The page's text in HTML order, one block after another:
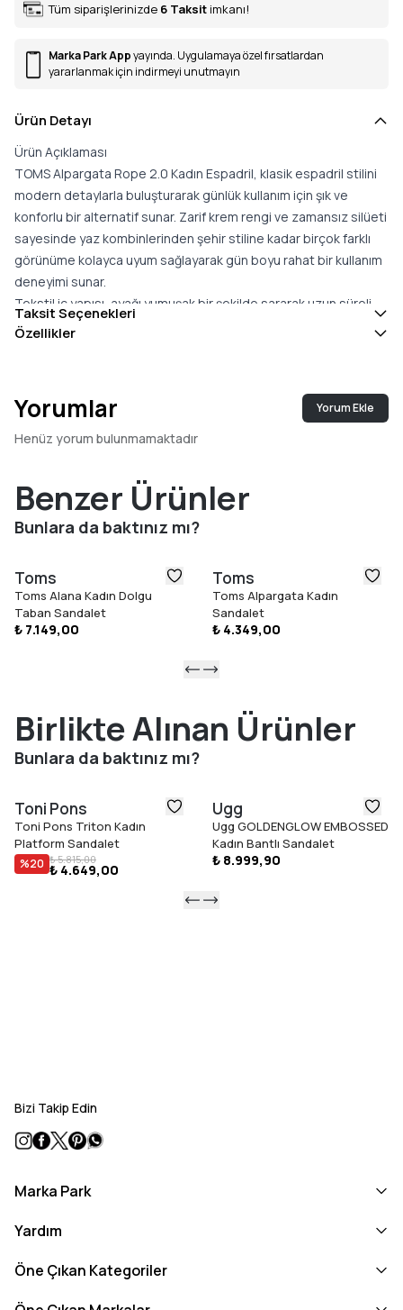
Tüm siparişlerinizde 6 Taksit imkanı!
Marka Park Appyayında. Uygulamaya özel fırsatlardan
yararlanmak için indirmeyi unutmayın
Ürün Detayı
Ürün Açıklaması
TOMS Alpargata Rope 2.0 Kadın Espadril, klasik espadril stilini
modern detaylarla buluşturarak günlük kullanım için şık ve
konforlu bir alternatif sunar. Zarif krem rengi ve zamansız silüeti
sayesinde yaz kombinlerinden şehir stiline kadar birçok farklı
görünüme kolayca uyum sağlayarak gün boyu rahat bir kullanım
deneyimi sunar.
Tekstil iç yapısı, ayağı yumuşak bir şekilde sararak uzun süreli
kullanımlarda konfor hissini destekler. Hafif yapısı ise doğal
Espadril stilini tamamlayan hasır ip detaylı Rope taban, modele
doğal ve özgün bir görünüm kazandırırken dengeli yapısıyla
günlük kullanımda güvenli adımlar atılmasını destekler. Klasik
kullanım hem de yaz davetleri gibi farklı ortamlarda rahatlıkla
tercih edilebilecek çok yönlü bir kullanım sunar.
Dayanıklı malzeme yapısı ve özenli işçiliğiyle öne çıkan TOMS
vazgeçilmez parçalarından biri olmaya adaydır.
Taksit Seçenekleri
Özellikler
Yorumlar Yorum Ekle
Henüz yorum bulunmamaktadır
Benzer Ürünler
Bunlara da baktınız mı?
Toms
Toms Alana Kadın Dolgu
Taban Sandalet
₺ 7.149,00
Toms
Toms Alpargata Kadın
Sandalet
₺ 4.349,00
Birlikte Alınan Ürünler
Bunlara da baktınız mı?
Toni Pons
Toni Pons Triton Kadın
Platform Sandalet
%20 ₺ 5.815,00
₺ 4.649,00
Ugg
Ugg GOLDENGLOW EMBOSSED
Kadın Bantlı Sandalet
₺ 8.999,90
Bizi Takip Edin
Marka Park
Yardım
Öne Çıkan Kategoriler